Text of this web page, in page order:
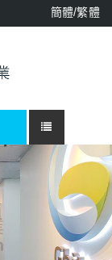
簡體/繁體